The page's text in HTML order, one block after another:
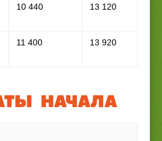
10 440 13 120
11 400 13 920
НАЧАЛА